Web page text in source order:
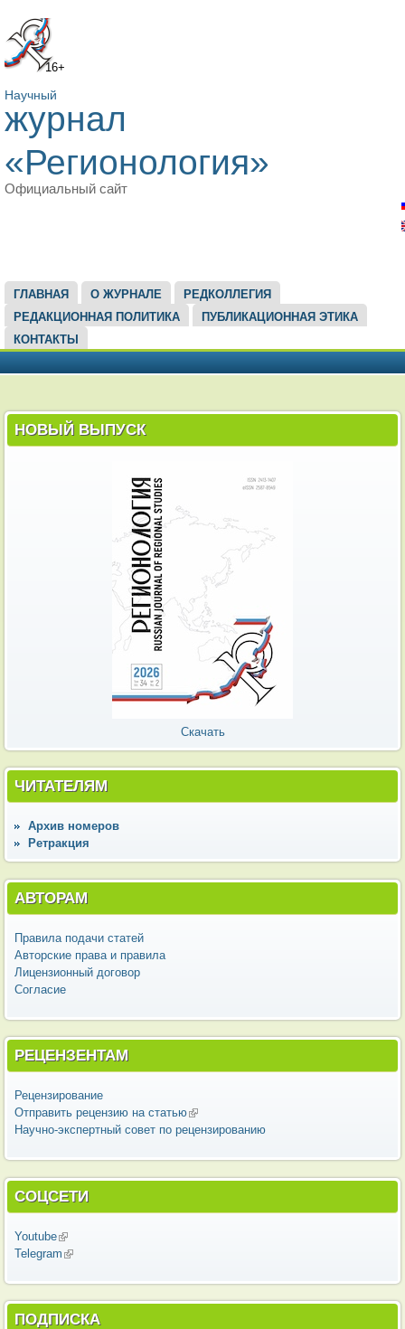
16+
Научный
журнал
«Регионология»
Официальный сайт
ГЛАВНОЕ МЕНЮ
ГЛАВНАЯ О ЖУРНАЛЕ
РЕДКОЛЛЕГИЯ
РЕДАКЦИОННАЯ ПОЛИТИКА
ПУБЛИКАЦИОННАЯ ЭТИКА
КОНТАКТЫ
НОВЫЙ ВЫПУСК
Скачать
ЧИТАТЕЛЯМ
Архив номеров
Ретракция
АВТОРАМ
Правила подачи статей
Авторские права и правила
Лицензионный договор
Согласие
РЕЦЕНЗЕНТАМ
Рецензирование
Отправить рецензию на статью(внешняя ссылка)
Научно-экспертный совет по рецензированию
СОЦСЕТИ
Youtube(внешняя ссылка)
Telegram (внешняя ссылка)
ПОДПИСКА